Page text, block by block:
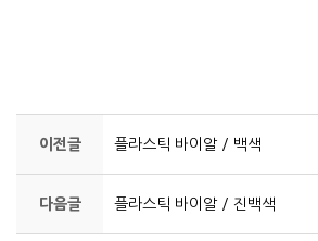
이전글 플라스틱 바이알 / 백색
다음글 플라스틱 바이알 / 진백색